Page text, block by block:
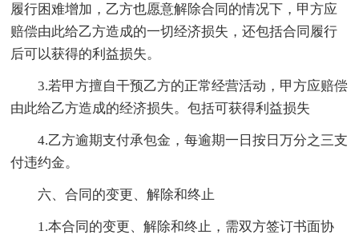
履行困难增加，乙方也愿意解除合同的情况下，甲方应
赔偿由此给乙方造成的一切经济损失，还包括合同履行
后可以获得的利益损失。
3.若甲方擅自干预乙方的正常经营活动，甲方应赔偿
由此给乙方造成的经济损失。包括可获得利益损失
4.乙方逾期支付承包金，每逾期一日按日万分之三支
付违约金。
六、合同的变更、解除和终止
1.本合同的变更、解除和终止，需双方签订书面协